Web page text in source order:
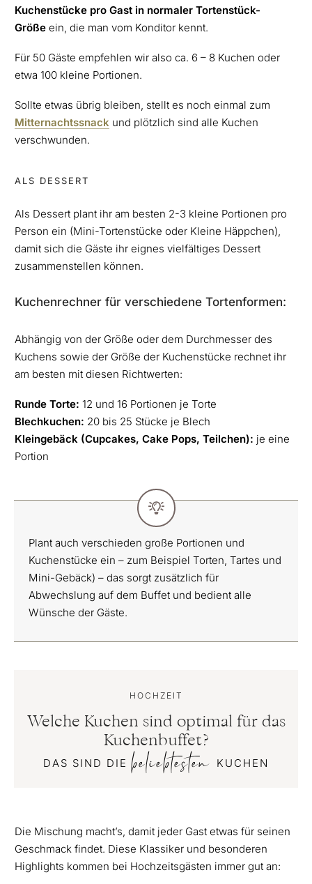
Kuchenstücke pro Gast in normaler Tortenstück-
Größe ein, die man vom Konditor kennt.
Für 50 Gäste empfehlen wir also ca. 6 – 8 Kuchen oder
etwa 100 kleine Portionen.
Sollte etwas übrig bleiben, stellt es noch einmal zum
Mitternachtssnack und plötzlich sind alle Kuchen
verschwunden.
ALS DESSERT
Als Dessert plant ihr am besten 2-3 kleine Portionen pro
Person ein (Mini-Tortenstücke oder Kleine Häppchen),
damit sich die Gäste ihr eignes vielfältiges Dessert
zusammenstellen können.
Kuchenrechner für verschiedene Tortenformen:
Abhängig von der Größe oder dem Durchmesser des
Kuchens sowie der Größe der Kuchenstücke rechnet ihr
am besten mit diesen Richtwerten:
Runde Torte: 12 und 16 Portionen je Torte
Blechkuchen: 20 bis 25 Stücke je Blech
Kleingebäck (Cupcakes, Cake Pops, Teilchen): je eine
Portion
Plant auch verschieden große Portionen und
Kuchenstücke ein – zum Beispiel Torten, Tartes und
Mini-Gebäck) – das sorgt zusätzlich für
Abwechslung auf dem Buffet und bedient alle
Wünsche der Gäste.
HOCHZEIT
Welche Kuchen sind optimal für das
Kuchenbuffet?
DAS SIND DIEbeliebtesten KUCHEN
Die Mischung macht’s, damit jeder Gast etwas für seinen
Geschmack findet. Diese Klassiker und besonderen
Highlights kommen bei Hochzeitsgästen immer gut an: